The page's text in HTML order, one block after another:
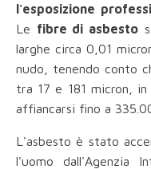
l'esposizione
Le fibre di asbesto
larghe circa 0,01
nudo, tenendo conto
tra 17 e 181 micron,
affiancarsi fino a
L'asbesto è stato
l'uomo dall'Agenzia